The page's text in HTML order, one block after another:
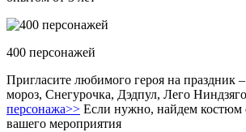
400 персонажей
Пригласите любимого героя на праздник
мороз, Снегурочка, Дэдпул, Лего
персонажа>> Если нужно, найдем костюм
вашего мероприятия